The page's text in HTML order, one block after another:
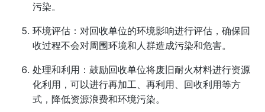
污染。
环境评估：对回收单位的环境影响进行评估，确保回
收过程不会对周围环境和人群造成污染和危害。
处理和利用：鼓励回收单位将废旧耐火材料进行资源
化利用，可以进行再加工、再利用、回收利用等方
式，降低资源浪费和环境污染。